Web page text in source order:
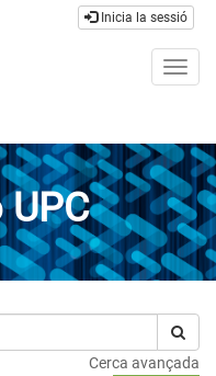
Inicia la sessió
Cerca avançada